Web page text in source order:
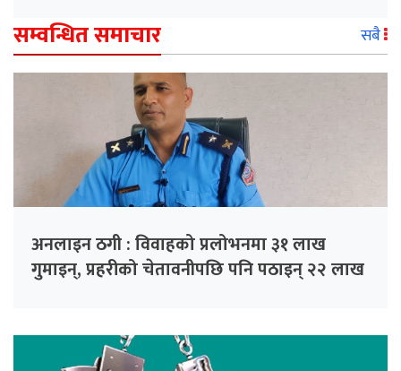
सम्वन्धित समाचार सबै
अनलाइन ठगी : विवाहको प्रलोभनमा ३१ लाख
गुमाइन्, प्रहरीको चेतावनीपछि पनि पठाइन् २२ लाख